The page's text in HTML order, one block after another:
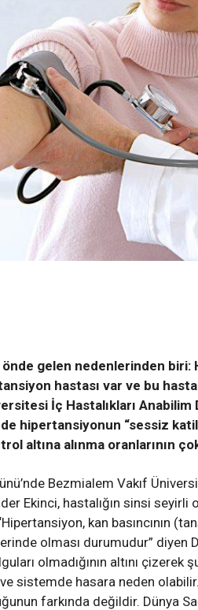
gelen nedenlerinden
hastası var ve bu
İç Hastalıkları
hipertansiyonun “sessiz
altına alınma oranlarının
Bezmialem Vakıf
Ekinci, hastalığın sinsi
Hipertansiyon, kan basıncının
olması durumudur” diyen
olmadığının altını çizerek
sistemde hasara neden
farkında değildir. Dünya